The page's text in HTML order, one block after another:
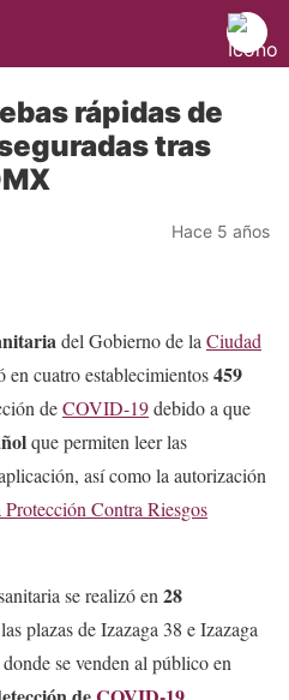
rápidas de
tras
Hace 5 años
del Gobierno de la Ciudad
cuatro establecimientos459
deCOVID-19debido a que
que permiten leer las
así como la autorización
Contra Riesgos
se realizó en 28
plazas de Izazaga 38 e Izazaga
se venden al público en